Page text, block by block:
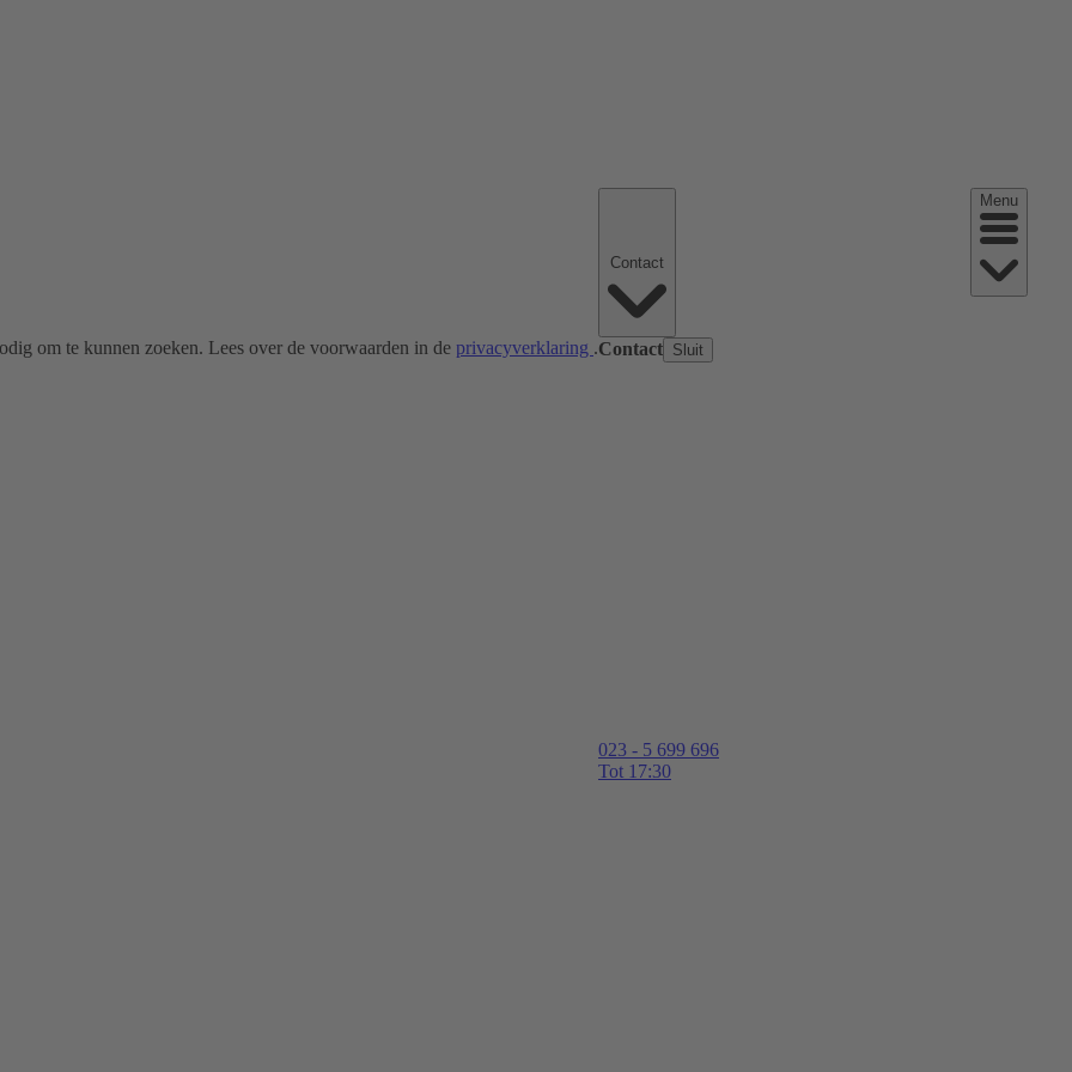
om te kunnen zoeken. Lees over de voorwaarden in de privacyverklaring .Contact Sluit
023 - 5 699 696
Tot 17:30
Menu